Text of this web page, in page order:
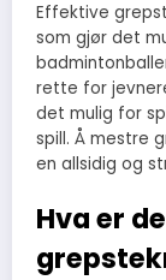
Effektive
som gjør det
rette for
det mulig for
spill. Å mestre
en allsidig og
Hva er